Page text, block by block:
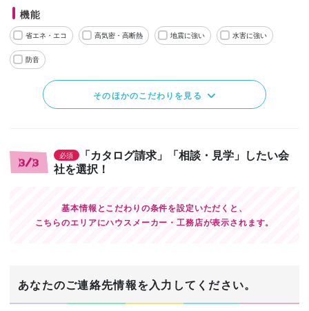
機能
省エネ・エコ 高気密・高断熱 地震に強い 水害に強い
防音
そのほかのこだわりを見る
3/3
必須
「カタログ請求」「相談・見学」したい会
社を選択！
基本情報とこだわりの条件を設定いただくと、
こちらのエリアにハウスメーカー・工務店が表示されます。
あなたのご連絡先情報を入力してください。